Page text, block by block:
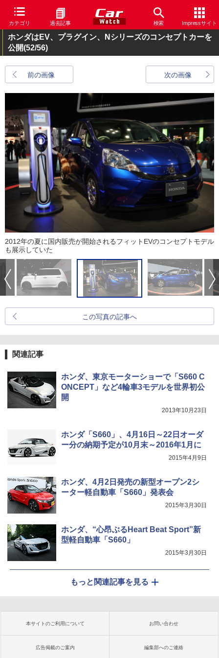
カテゴリ 過去記事 検索 Impressサイト
ホンダはEV、プラグイン、Nシリーズのコンセプトカーを
公開(52/56)
前の画像 次の画像
2012年の夏に国内販売が開始されるフィットEVのコンセプトモデル
も展示していた
この写真の記事へ
関連記事
ホンダ、東京モーターショーで「S660 C
ONCEPT」など4輪車3モデルを世界初公
開
2013年10月23日
ホンダ「S660」、4月16日～22日オーダ
ー分の納期予定が10月末～2016年1月に
2015年4月9日
ホンダ、4月2日発売の新型オープン2シ
ーター軽自動車「S660」発表会
2015年3月30日
ホンダ、“心昂ぶるHeart Beat Sport”新
型軽自動車「S660」
2015年3月30日
もっと関連記事を見る
本サイトのご利用について お問い合わせ
広告掲載のご案内 編集部へのご連絡